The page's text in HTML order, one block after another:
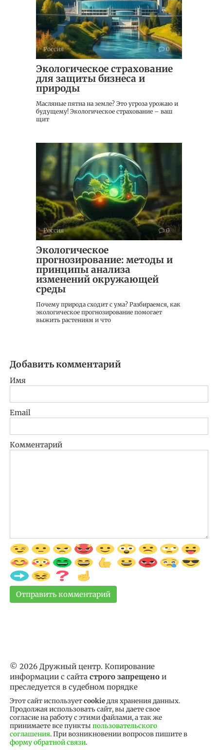
Россия 0
Экологическое страхование
для защиты бизнеса и
природы
Масляные пятна на земле? Это угроза урожаю и
будущему! Экологическое страхование – ваш
щит
Россия 0
Экологическое
прогнозирование: методы и
принципы анализа
изменений окружающей
среды
Почему природа сходит с ума? Разбираемся, как
экологическое прогнозирование помогает
выжить растениям и что
Добавить комментарий
Имя
Email
Комментарий
© 2026 Дружный центр. Копирование
информации с сайта строго запрещено и
преследуется в судебном порядке
Этот сайт используетcookieдля хранения данных.
Продолжая использовать сайт, вы даете свое
согласие на работу с этими файлами, а так же
принимаете все пункты пользовательского
соглашения. При возникновении вопросов пишите в
форму обратной связи.